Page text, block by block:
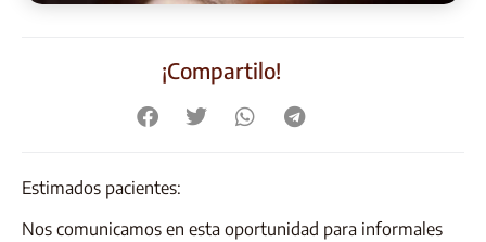
¡Compartilo!
Estimados pacientes:
Nos comunicamos en esta oportunidad para informales